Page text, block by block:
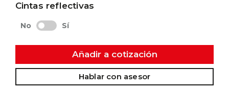
Cintas reflectivas
No Sí
Añadir a cotización
Hablar con asesor